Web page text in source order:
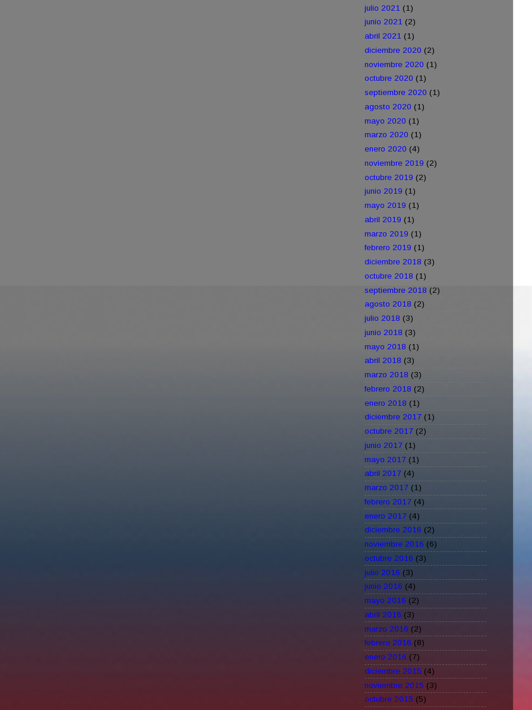
julio 2021 (1)
junio 2021 (2)
abril 2021 (1)
diciembre 2020 (2)
noviembre 2020 (1)
octubre 2020 (1)
septiembre 2020 (1)
agosto 2020 (1)
mayo 2020 (1)
marzo 2020 (1)
enero 2020 (4)
noviembre 2019 (2)
octubre 2019 (2)
junio 2019 (1)
mayo 2019 (1)
abril 2019 (1)
marzo 2019 (1)
febrero 2019 (1)
diciembre 2018 (3)
octubre 2018 (1)
septiembre 2018 (2)
agosto 2018 (2)
julio 2018 (3)
junio 2018 (3)
mayo 2018 (1)
abril 2018 (3)
marzo 2018 (3)
febrero 2018 (2)
enero 2018 (1)
diciembre 2017 (1)
octubre 2017 (2)
junio 2017 (1)
mayo 2017 (1)
abril 2017 (4)
marzo 2017 (1)
febrero 2017 (4)
enero 2017 (4)
diciembre 2016 (2)
noviembre 2016 (6)
octubre 2016 (3)
julio 2016 (3)
junio 2016 (4)
mayo 2016 (2)
abril 2016 (3)
marzo 2016 (2)
febrero 2016 (8)
enero 2016 (7)
diciembre 2015 (4)
noviembre 2015 (3)
octubre 2015 (5)